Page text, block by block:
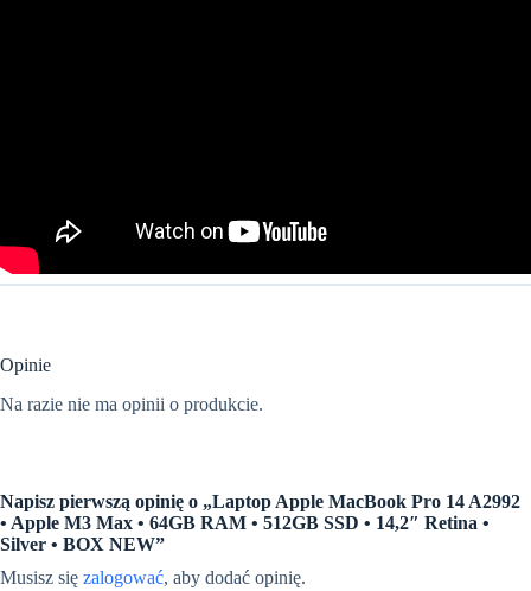
Opinie
Na razie nie ma opinii o produkcie.
Napisz pierwszą opinię o „Laptop Apple MacBook Pro 14 A2992
• Apple M3 Max • 64GB RAM • 512GB SSD • 14,2″ Retina •
Silver • BOX NEW”
Musisz się zalogować, aby dodać opinię.